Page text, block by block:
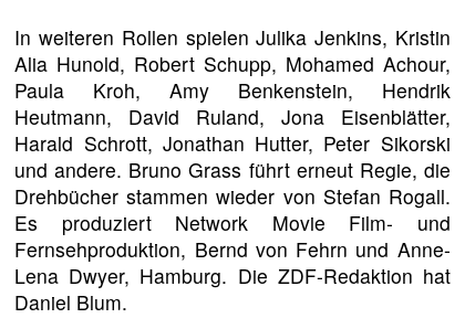
In weiteren Rollen spielen Julika Jenkins, Kristin
Alia Hunold, Robert Schupp, Mohamed Achour,
Paula Kroh, Amy Benkenstein, Hendrik
Heutmann, David Ruland, Jona Eisenblätter,
Harald Schrott, Jonathan Hutter, Peter Sikorski
und andere. Bruno Grass führt erneut Regie, die
Drehbücher stammen wieder von Stefan Rogall.
Es produziert Network Movie Film- und
Fernsehproduktion, Bernd von Fehrn und Anne-
Lena Dwyer, Hamburg. Die ZDF-Redaktion hat
Daniel Blum.